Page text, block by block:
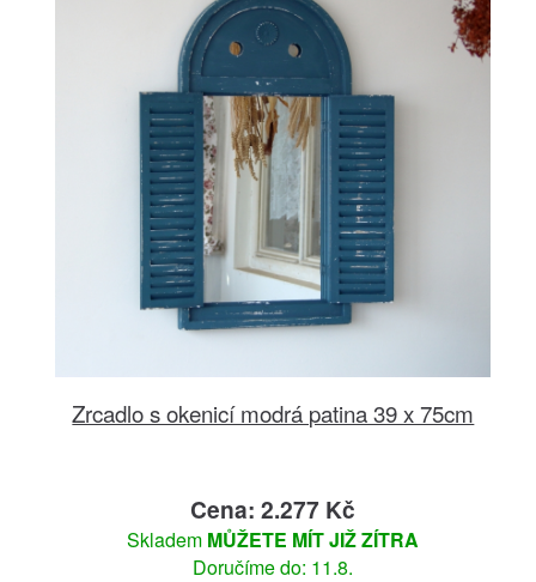
Zrcadlo s okenicí modrá patina 39 x 75cm
Cena: 2.277 Kč
Skladem MŮŽETE MÍT JIŽ ZÍTRA
Doručíme do: 11.8.